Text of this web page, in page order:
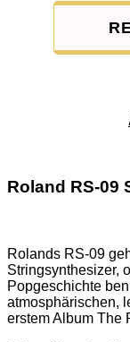
Roland RS-09
Rolands RS-09
Stringsynthesizer,
Popgeschichte
atmosphärischen,
erstem Album The